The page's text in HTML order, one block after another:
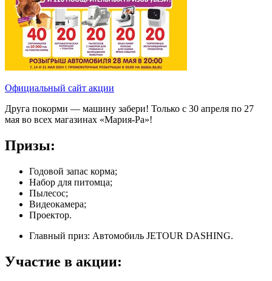
Официальный сайт акции
Друга покорми — машину забери! Только с 30 апреля по 27
мая во всех магазинах «Мария-Ра»!
Призы:
Годовой запас корма;
Набор для питомца;
Пылесос;
Видеокамера;
Проектор.
Главный приз: Автомобиль JETOUR DASHING.
Участие в акции: